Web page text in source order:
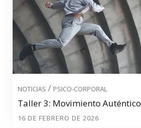
NOTICIAS / PSICO-CORPORAL
Taller 3: Movimiento Auténtico
16 DE FEBRERO DE 2026